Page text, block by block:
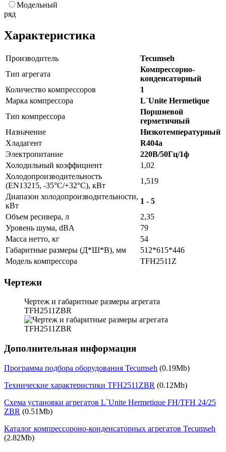
Модельный
ряд
Характеристика
Производитель
Tecumseh
Тип агрегата
Компрессорно-
конденсаторный
Количество компрессоров
1
Марка компрессора
L`Unite Hermetique
Тип компрессора
Поршневой
герметичный
Назначение
Низкотемпературный
Хладагент
R404a
Электропитание
220В/50Гц/1ф
Холодильный коэффициент
1,02
Холодопроизводительность
(EN13215, -35°C/+32°C), кВт
1,519
Диапазон холодопроизводительности,
кВт
1 - 5
Объем ресивера, л
2,35
Уровень шума, dBA
79
Масса нетто, кг
54
Габаритные размеры (Д*Ш*В), мм
512*615*446
Модель компрессора
TFH2511Z
Чертежи
Чертеж и габаритные размеры агрегата
TFH2511ZBR
Дополнительная информация
Программа подбора оборудования Tecumseh (0.19Mb)
Технические характеристики TFH2511ZBR (0.12Mb)
Схема установки агрегатов L`Unite Hermetique FH/TFH 24/25
ZBR (0.51Mb)
Каталог компрессороно-конденсаторных агрегатов Tecumseh
(2.82Mb)